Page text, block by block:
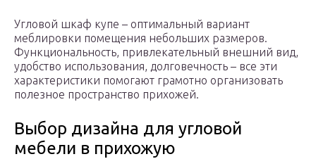
Угловой шкаф купе – оптимальный вариант
меблировки помещения небольших размеров.
Функциональность, привлекательный внешний вид,
удобство использования, долговечность – все эти
характеристики помогают грамотно организовать
полезное пространство прихожей.
Выбор дизайна для угловой
мебели в прихожую